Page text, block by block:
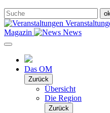
Magazin
News
Das OM
Zurück
Übersicht
Die Region
Zurück